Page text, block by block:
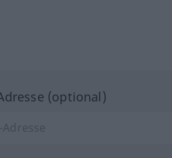
(optional)